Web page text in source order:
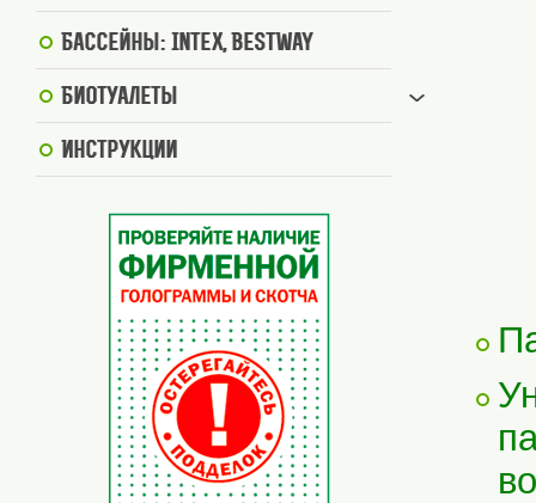
Бассейны: Intex, BestWay
Биотуалеты
Инструкции